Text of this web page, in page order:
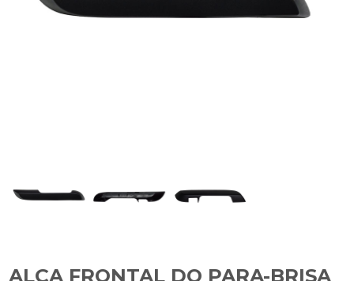
ALÇA FRONTAL DO PARA-BRISA